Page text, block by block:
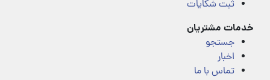
ثبت شکایات
خدمات مشتریان
جستجو
اخبار
تماس با ما